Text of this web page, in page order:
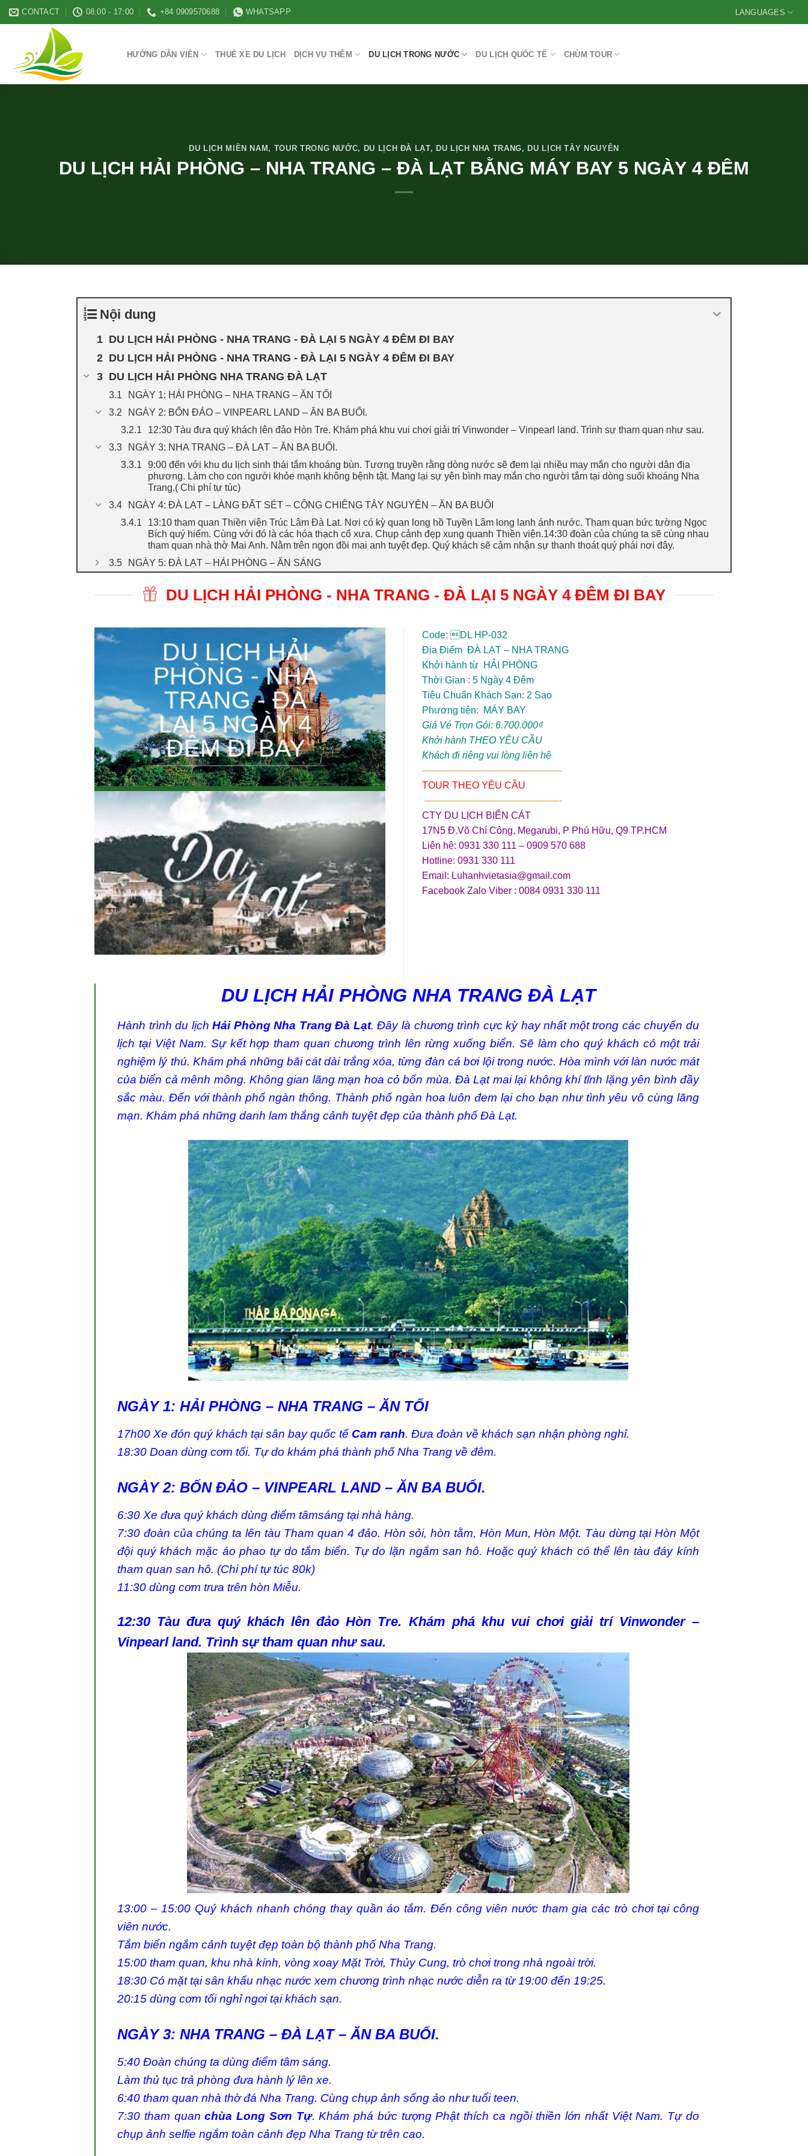
Skip
to
CONTACT 08:00 - 17:00 +84 0909570688 WHATSAPP LANGUAGES
HƯỚNG DẪN VIÊN THUÊ XE DU LỊCH DỊCH VỤ THÊM DU LỊCH TRONG NƯỚC DU LỊCH QUỐC TẾ CHÙM TOUR
DU LỊCH MIỀN NAM , TOUR TRONG NƯỚC, DU LỊCH ĐÀ LẠT, DU LỊCH NHA TRANG, DU LỊCH TÂY NGUYÊN
DU LỊCH HẢI PHÒNG – NHA TRANG – ĐÀ LẠT BẰNG MÁY BAY 5 NGÀY 4 ĐÊM
Nội dung
DU LỊCH HẢI PHÒNG - NHA TRANG - ĐÀ LẠI 5 NGÀY 4 ĐÊM ĐI BAY
DU LỊCH HẢI PHÒNG - NHA TRANG - ĐÀ LẠI 5 NGÀY 4 ĐÊM ĐI BAY
DU LỊCH HẢI PHÒNG NHA TRANG ĐÀ LẠT
NGÀY 1: HẢI PHÒNG – NHA TRANG – ĂN TỐI
NGÀY 2: BỐN ĐẢO – VINPEARL LAND – ĂN BA BUỔI.
12:30 Tàu đưa quý khách lên đảo Hòn Tre. Khám phá khu vui chơi giải trí Vinwonder – Vinpearl land. Trình sự tham quan như sau.
NGÀY 3: NHA TRANG – ĐÀ LẠT – ĂN BA BUỔI.
9:00 đến với khu du lịch sinh thái tắm khoáng bùn. Tương truyền rằng dòng nước sẽ đem lại nhiều may mắn cho người dân địa
phương. Làm cho con người khỏe mạnh không bệnh tật. Mang lại sự yên bình may mắn cho người tắm tại dòng suối khoáng Nha
Trang.( Chi phí tự túc)
NGÀY 4: ĐÀ LẠT – LÀNG ĐẤT SÉT – CỒNG CHIÊNG TÂY NGUYÊN – ĂN BA BUỔI
13:10 tham quan Thiền viện Trúc Lâm Đà Lạt. Nơi có kỳ quan long hồ Tuyền Lâm long lanh ánh nước. Tham quan bức tường Ngọc
Bích quý hiếm. Cùng với đó là các hóa thạch cổ xưa. Chụp cảnh đẹp xung quanh Thiền viện.14:30 đoàn của chúng ta sẽ cùng nhau
tham quan nhà thờ Mai Anh. Nằm trên ngọn đồi mai anh tuyệt đẹp. Quý khách sẽ cảm nhận sự thanh thoát quý phái nơi đây.
NGÀY 5: ĐÀ LẠT – HẢI PHÒNG – ĂN SÁNG
DU LỊCH HẢI PHÒNG - NHA TRANG - ĐÀ LẠI 5 NGÀY 4 ĐÊM ĐI BAY
DU LỊCH HẢI
PHÒNG - NHA
TRANG - ĐÀ
LẠI 5 NGÀY 4
ĐÊM ĐI BAY
Code: DL HP-032
Địa Điểm ĐÀ LẠT – NHA TRANG
Khởi hành từ HẢI PHÒNG
Thời Gian : 5 Ngày 4 Đêm
Tiêu Chuẩn Khách Sạn: 2 Sao
Phương tiện: MÁY BAY
Giá Vé Trọn Gói: 6.700.000₫
Khởi hành THEO YÊU CẦU
Khách đi riêng vui lòng liên hệ
——————————————–
TOUR THEO YÊU CẦU
——————————————-
CTY DU LỊCH BIỂN CÁT
17N5 Đ.Võ Chí Công, Megarubi, P Phú Hữu, Q9 TP.HCM
Liên hệ: 0931 330 111 – 0909 570 688
Hotline: 0931 330 111
Email: Luhanhvietasia@gmail.com
Facebook Zalo Viber : 0084 0931 330 111
DU LỊCH HẢI PHÒNG NHA TRANG ĐÀ LẠT
Hành trình du lịchHải Phòng Nha Trang Đà Lạt. Đây là chương trình cực kỳ hay nhất một trong các chuyến du
lịch tại Việt Nam. Sự kết hợp tham quan chương trình lên rừng xuống biển. Sẽ làm cho quý khách có một trải
nghiệm lý thú. Khám phá những bãi cát dài trắng xóa, từng đàn cá bơi lội trong nước. Hòa mình với làn nước mát
của biển cả mênh mông. Không gian lãng mạn hoa cỏ bốn mùa. Đà Lạt mai lại không khí tĩnh lặng yên bình đầy
sắc màu. Đến với thành phố ngàn thông. Thành phố ngàn hoa luôn đem lại cho bạn như tình yêu vô cùng lãng
mạn. Khám phá những danh lam thắng cảnh tuyệt đẹp của thành phố Đà Lạt.
NGÀY 1: HẢI PHÒNG – NHA TRANG – ĂN TỐI
17h00 Xe đón quý khách tại sân bay quốc tế Cam ranh. Đưa đoàn về khách sạn nhận phòng nghỉ.
18:30 Doan dùng cơm tối. Tự do khám phá thành phố Nha Trang về đêm.
NGÀY 2: BỐN ĐẢO – VINPEARL LAND – ĂN BA BUỔI.
6:30 Xe đưa quý khách dùng điểm tâmsáng tại nhà hàng.
7:30 đoàn của chúng ta lên tàu Tham quan 4 đảo. Hòn sỏi, hòn tằm, Hòn Mun, Hòn Một. Tàu dừng tại Hòn Một
đội quý khách mặc áo phao tự do tắm biển. Tự do lặn ngắm san hô. Hoặc quý khách có thể lên tàu đáy kính
tham quan san hô. (Chi phí tự túc 80k)
11:30 dùng cơm trưa trên hòn Miễu.
12:30 Tàu đưa quý khách lên đảo Hòn Tre. Khám phá khu vui chơi giải trí Vinwonder –
Vinpearl land. Trình sự tham quan như sau.
13:00 – 15:00 Quý khách nhanh chóng thay quần áo tắm. Đến công viên nước tham gia các trò chơi tại công
viên nước.
Tắm biển ngắm cảnh tuyệt đẹp toàn bộ thành phố Nha Trang.
15:00 tham quan, khu nhà kính, vòng xoay Mặt Trời, Thủy Cung, trò chơi trong nhà ngoài trời.
18:30 Có mặt tại sân khấu nhạc nước xem chương trình nhạc nước diễn ra từ 19:00 đến 19:25.
20:15 dùng cơm tối nghỉ ngơi tại khách sạn.
NGÀY 3: NHA TRANG – ĐÀ LẠT – ĂN BA BUỔI.
5:40 Đoàn chúng ta dùng điểm tâm sáng.
Làm thủ tục trả phòng đưa hành lý lên xe.
6:40 tham quan nhà thờ đá Nha Trang. Cùng chụp ảnh sống ảo như tuổi teen.
7:30 tham quanchùa Long Sơn Tự. Khám phá bức tượng Phật thích ca ngồi thiền lớn nhất Việt Nam. Tự do
chụp ảnh selfie ngắm toàn cảnh đẹp Nha Trang từ trên cao.